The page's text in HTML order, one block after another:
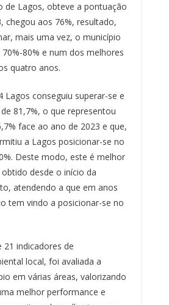
de Lagos, obteve a pontuação
chegou aos 76%, resultado,
mais uma vez, o município
80% e num dos melhores
quatro anos.
Lagos conseguiu superar-se e
81,7%, o que representou
face ao ano de 2023 e que,
a Lagos posicionar-se no
Deste modo, este é melhor
desde o início da
atendendo a que em anos
tem vindo a posicionar-se no
21 indicadores de
local, foi avaliada a
em várias áreas, valorizando
melhor performance e